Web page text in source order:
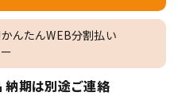
んたんWEB分割払い
納期は別途ご連絡